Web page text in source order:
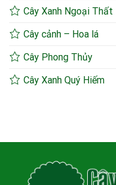
Cây Xanh Ngoại Thất
Cây cảnh – Hoa lá
Cây Phong Thủy
Cây Xanh Quý Hiếm